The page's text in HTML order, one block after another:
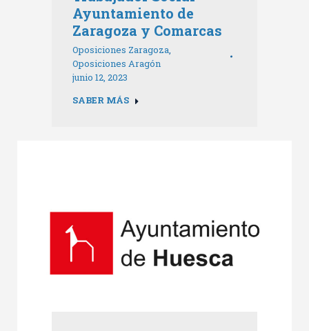
Ayuntamiento de
Zaragoza y Comarcas
Oposiciones Zaragoza,
Oposiciones Aragón
junio 12, 2023
SABER MÁS